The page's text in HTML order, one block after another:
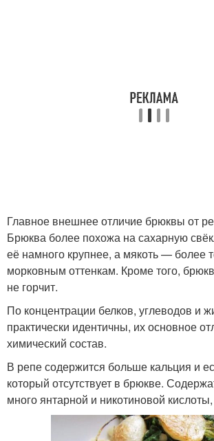
Главное внешнее отличие брюквы от
Брюква более похожа на сахарную
её намного крупнее, а мякоть — более
морковным оттенкам. Кроме того,
не горчит.
По концентрации белков, углеводов и
практически идентичны, их основное
химический состав.
В репе содержится больше кальция и
который отсутствует в брюкве.
много янтарной и никотиновой